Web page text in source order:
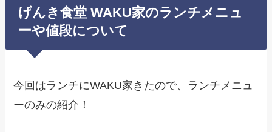
げんき食堂 WAKU家のランチメニュ
ーや値段について
今回はランチにWAKU家きたので、ランチメニュ
ーのみの紹介！